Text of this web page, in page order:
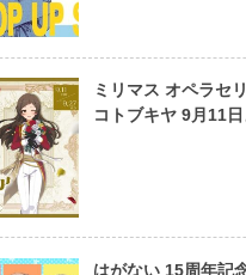
ミリマス オペラセ
コトブキヤ 9月11
はがない 15周年記